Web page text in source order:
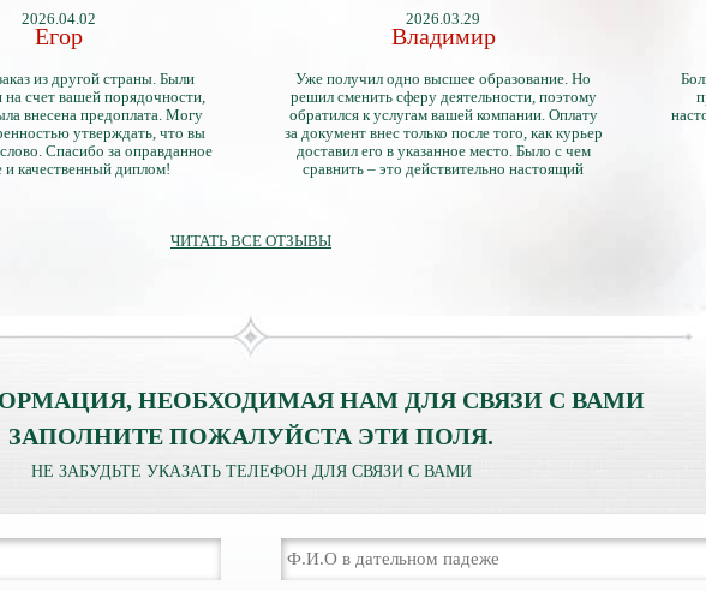
2026.04.02
Егор
из другой страны. Были
счет вашей порядочности,
внесена предоплата. Могу
утверждать, что вы
Спасибо за оправданное
и качественный диплом!
2026.03.29
Владимир
Уже получил одно высшее образование. Но
решил сменить сферу деятельности, поэтому
обратился к услугам вашей компании. Оплату
за документ внес только после того, как курьер
доставил его в указанное место. Было с чем
сравнить – это действительно настоящий
ЧИТАТЬ ВСЕ ОТЗЫВЫ
НЕОБХОДИМАЯ НАМ ДЛЯ СВЯЗИ С ВАМИ
ЗАПОЛНИТЕ ПОЖАЛУЙСТА ЭТИ ПОЛЯ.
НЕ ЗАБУДЬТЕ УКАЗАТЬ ТЕЛЕФОН ДЛЯ СВЯЗИ С ВАМИ